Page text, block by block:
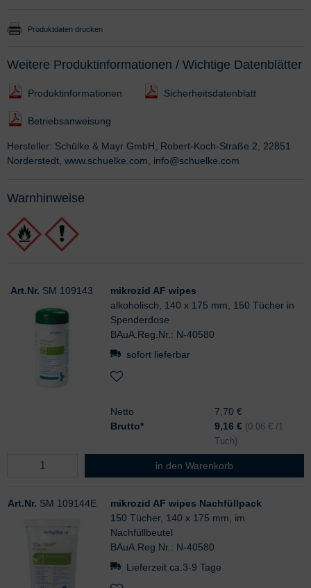
Produktdaten drucken
Weitere Produktinformationen / Wichtige Datenblätter
Produktinformationen Sicherheitsdatenblatt
Betriebsanweisung
Hersteller: Schülke & Mayr GmbH, Robert-Koch-Straße 2, 22851
Norderstedt, www.schuelke.com, info@schuelke.com
Warnhinweise
Art.Nr. SM 109143
mikrozid AF wipes
alkoholisch, 140 x 175 mm, 150 Tücher in
Spenderdose
BAuA.Reg.Nr.: N-40580
sofort lieferbar
Netto
7,70 €
Brutto*
9,16 € (0.06 € /1
Tuch)
mikrozid AF wipes
in den Warenkorb
Art.Nr. SM 109144E
mikrozid AF wipes Nachfüllpack
150 Tücher, 140 x 175 mm, im
Nachfüllbeutel
BAuA.Reg.Nr.: N-40580
Lieferzeit ca.3-9 Tage